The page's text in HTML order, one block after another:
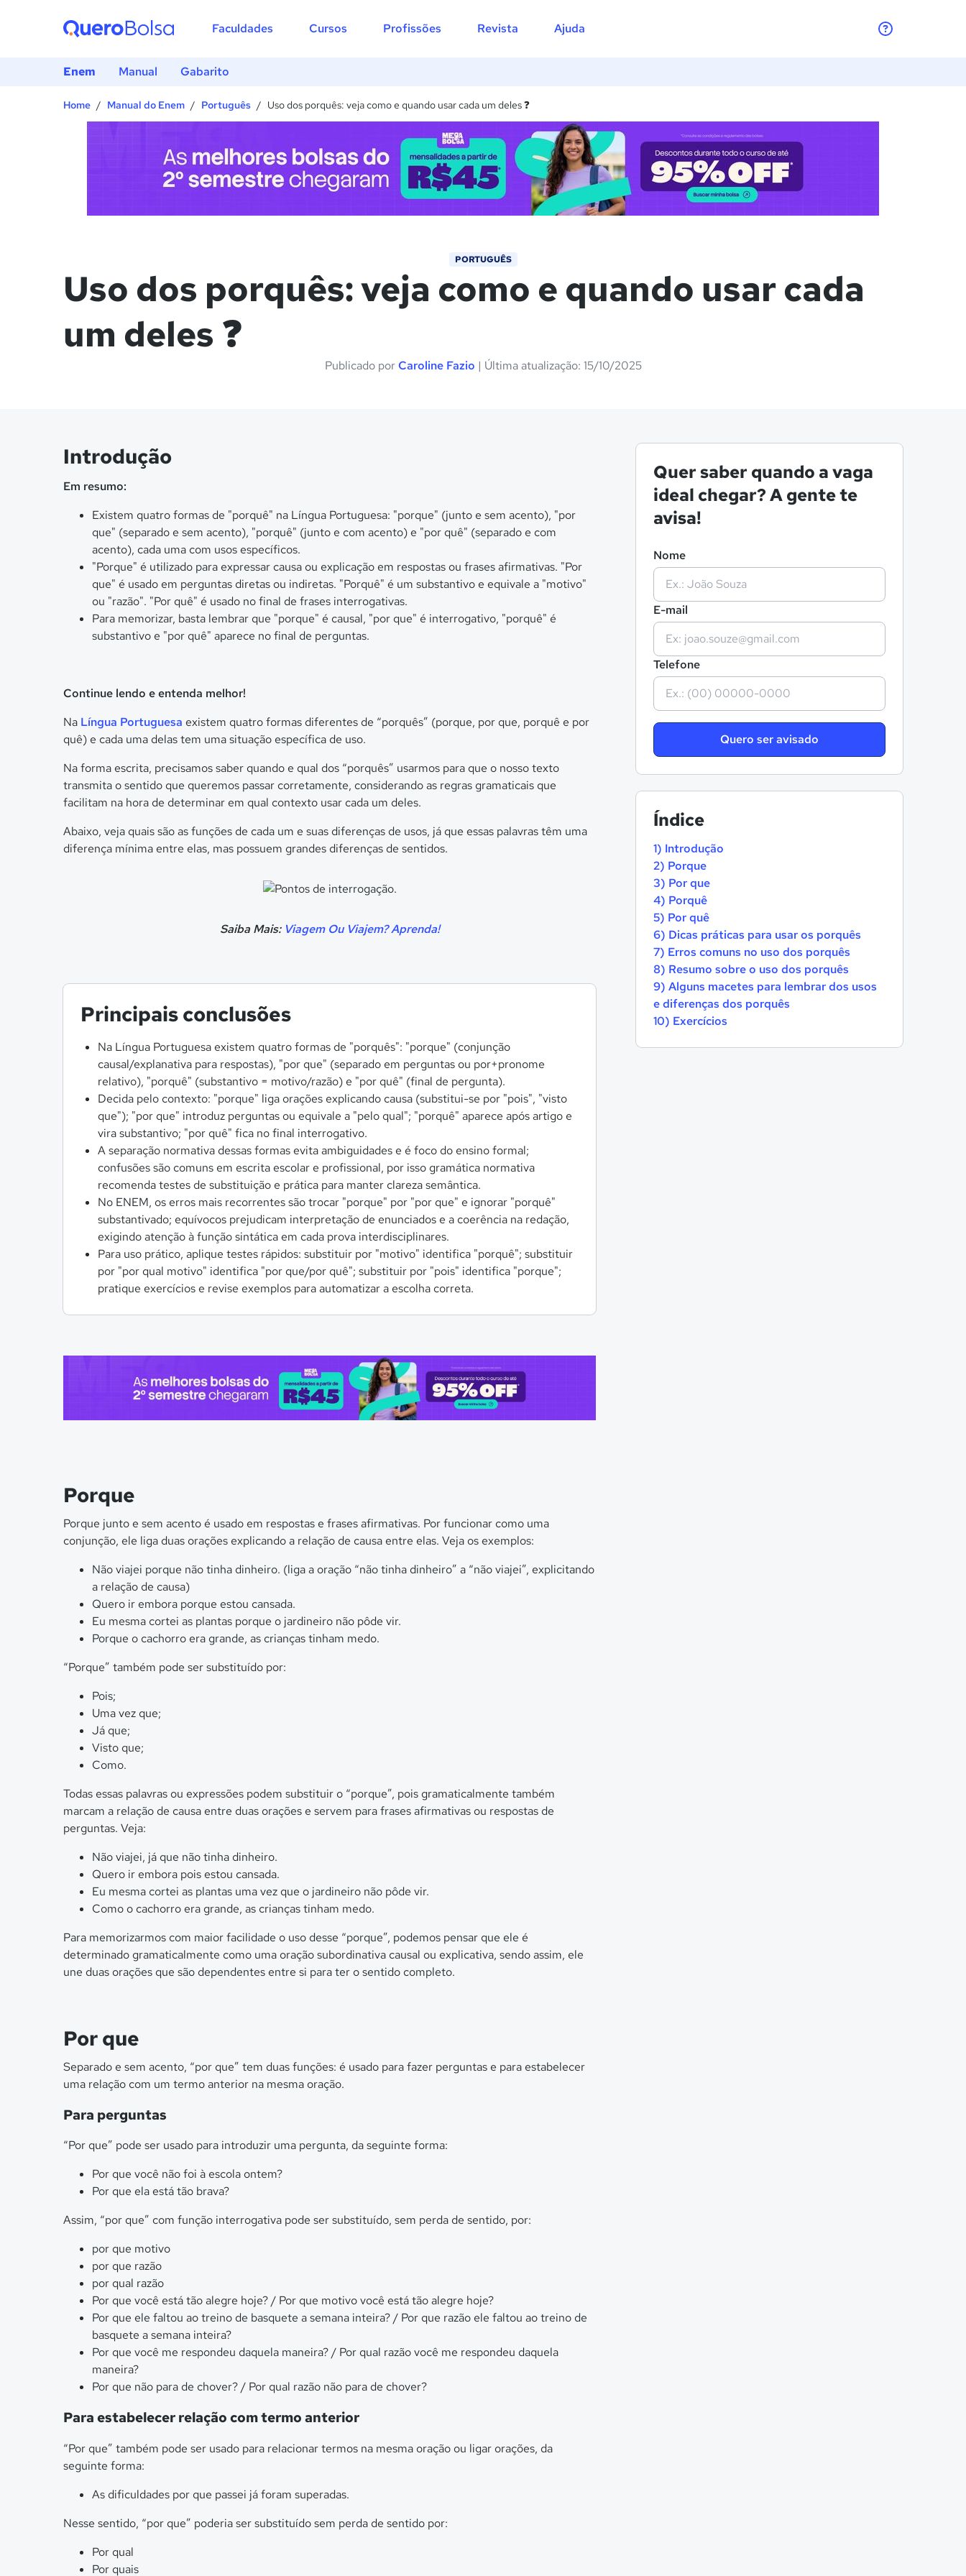
Faculdades Cursos Profissões Revista Ajuda
Enem Manual Gabarito
Home Manual do Enem Português Uso dos porquês: veja como e quando usar cada um deles ❓
PORTUGUÊS
Uso dos porquês: veja como e quando usar cada
um deles ❓
Publicado porCaroline Fazio | Última atualização: 15/10/2025
Quer saber quando a vaga
ideal chegar? A gente te
avisa!
Nome
E-mail
Telefone
Quero ser avisado
Índice
1) Introdução
2) Porque
3) Por que
4) Porquê
5) Por quê
6) Dicas práticas para usar os porquês
7) Erros comuns no uso dos porquês
8) Resumo sobre o uso dos porquês
9) Alguns macetes para lembrar dos usos
e diferenças dos porquês
10) Exercícios
1) Introdução
6) Dicas práticas para usar os porquês
7) Erros comuns no uso dos porquês
8) Resumo sobre o uso dos porquês
9) Alguns macetes para lembrar dos usos e diferenças dos porquês
10) Exercícios
Introdução
Em resumo:
Existem quatro formas de "porquê" na Língua Portuguesa: "porque" (junto e sem acento), "por
que" (separado e sem acento), "porquê" (junto e com acento) e "por quê" (separado e com
acento), cada uma com usos específicos.
"Porque" é utilizado para expressar causa ou explicação em respostas ou frases afirmativas. "Por
que" é usado em perguntas diretas ou indiretas. "Porquê" é um substantivo e equivale a "motivo"
ou "razão". "Por quê" é usado no final de frases interrogativas.
Para memorizar, basta lembrar que "porque" é causal, "por que" é interrogativo, "porquê" é
substantivo e "por quê" aparece no final de perguntas.
Continue lendo e entenda melhor!
Na Língua Portuguesa existem quatro formas diferentes de “porquês” (porque, por que, porquê e por
quê) e cada uma delas tem uma situação específica de uso.
Na forma escrita, precisamos saber quando e qual dos “porquês” usarmos para que o nosso texto
transmita o sentido que queremos passar corretamente, considerando as regras gramaticais que
facilitam na hora de determinar em qual contexto usar cada um deles.
Abaixo, veja quais são as funções de cada um e suas diferenças de usos, já que essas palavras têm uma
diferença mínima entre elas, mas possuem grandes diferenças de sentidos.
Saiba Mais: Viagem Ou Viajem? Aprenda!
Principais conclusões
Na Língua Portuguesa existem quatro formas de "porquês": "porque" (conjunção
causal/explanativa para respostas), "por que" (separado em perguntas ou por+pronome
relativo), "porquê" (substantivo = motivo/razão) e "por quê" (final de pergunta).
Decida pelo contexto: "porque" liga orações explicando causa (substitui-se por "pois", "visto
que"); "por que" introduz perguntas ou equivale a "pelo qual"; "porquê" aparece após artigo e
vira substantivo; "por quê" fica no final interrogativo.
A separação normativa dessas formas evita ambiguidades e é foco do ensino formal;
confusões são comuns em escrita escolar e profissional, por isso gramática normativa
recomenda testes de substituição e prática para manter clareza semântica.
No ENEM, os erros mais recorrentes são trocar "porque" por "por que" e ignorar "porquê"
substantivado; equívocos prejudicam interpretação de enunciados e a coerência na redação,
exigindo atenção à função sintática em cada prova interdisciplinares.
Para uso prático, aplique testes rápidos: substituir por "motivo" identifica "porquê"; substituir
por "por qual motivo" identifica "por que/por quê"; substituir por "pois" identifica "porque";
pratique exercícios e revise exemplos para automatizar a escolha correta.
Porque
Porque junto e sem acento é usado em respostas e frases afirmativas. Por funcionar como uma
conjunção, ele liga duas orações explicando a relação de causa entre elas. Veja os exemplos:
Não viajei porque não tinha dinheiro. (liga a oração “não tinha dinheiro” a “não viajei”, explicitando
a relação de causa)
Quero ir embora porque estou cansada.
Eu mesma cortei as plantas porque o jardineiro não pôde vir.
Porque o cachorro era grande, as crianças tinham medo.
“Porque” também pode ser substituído por:
Pois;
Uma vez que;
Já que;
Visto que;
Como.
Todas essas palavras ou expressões podem substituir o “porque”, pois gramaticalmente também
marcam a relação de causa entre duas orações e servem para frases afirmativas ou respostas de
perguntas. Veja:
Não viajei, já que não tinha dinheiro.
Quero ir embora pois estou cansada.
Eu mesma cortei as plantas uma vez que o jardineiro não pôde vir.
Como o cachorro era grande, as crianças tinham medo.
Para memorizarmos com maior facilidade o uso desse “porque”, podemos pensar que ele é
determinado gramaticalmente como uma oração subordinativa causal ou explicativa, sendo assim, ele
une duas orações que são dependentes entre si para ter o sentido completo.
Por que
Separado e sem acento, “por que” tem duas funções: é usado para fazer perguntas e para estabelecer
uma relação com um termo anterior na mesma oração.
Para perguntas
“Por que” pode ser usado para introduzir uma pergunta, da seguinte forma:
Por que você não foi à escola ontem?
Por que ela está tão brava?
Assim, “por que” com função interrogativa pode ser substituído, sem perda de sentido, por:
por que motivo
por que razão
por qual razão
Por que você está tão alegre hoje? / Por que motivo você está tão alegre hoje?
Por que ele faltou ao treino de basquete a semana inteira? / Por que razão ele faltou ao treino de
basquete a semana inteira?
Por que você me respondeu daquela maneira? / Por qual razão você me respondeu daquela
maneira?
Por que não para de chover? / Por qual razão não para de chover?
Para estabelecer relação com termo anterior
“Por que” também pode ser usado para relacionar termos na mesma oração ou ligar orações, da
seguinte forma:
As dificuldades por que passei já foram superadas.
Nesse sentido, “por que” poderia ser substituído sem perda de sentido por:
Por qual
Por quais